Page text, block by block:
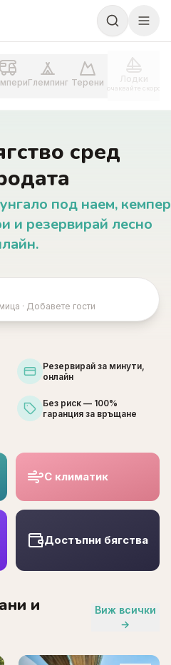
Глемпинг Терени Лодки
очаквайте скоро
сред
под наем, кемпер
и резервирай лесно
· Добавете гости
Резервирай за минути,
онлайн
Без риск — 100%
гаранция за връщане
С климатик
Достъпни бягства
и
Виж всички
→